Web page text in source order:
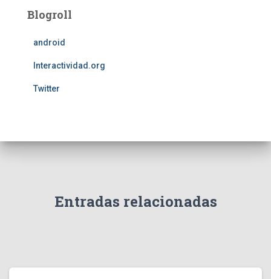
Blogroll
android
Interactividad.org
Twitter
Entradas relacionadas